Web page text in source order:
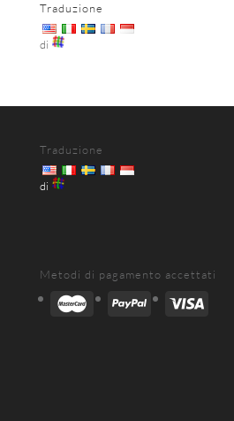
Traduzione
di
Traduzione
di
Metodi di pagamento accettati